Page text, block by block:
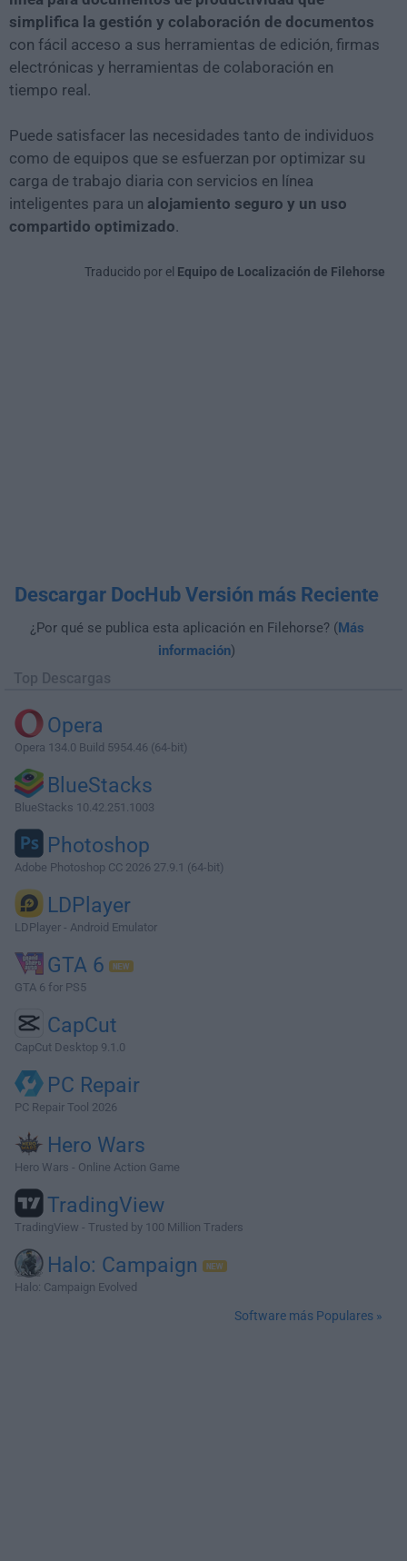
simplifica la gestión y colaboración de documentos
con fácil acceso a sus herramientas de edición, firmas
electrónicas y herramientas de colaboración en
tiempo real.
Puede satisfacer las necesidades tanto de individuos
como de equipos que se esfuerzan por optimizar su
carga de trabajo diaria con servicios en línea
inteligentes para un alojamiento seguro y un uso
compartido optimizado.
Traducido por el Equipo de Localización de Filehorse
Descargar DocHub Versión más Reciente
¿Por qué se publica esta aplicación en Filehorse? (Más
información)
Top Descargas
Opera
Opera 134.0 Build 5954.46 (64-bit)
BlueStacks
BlueStacks 10.42.251.1003
Photoshop
Adobe Photoshop CC 2026 27.9.1 (64-bit)
LDPlayer
LDPlayer - Android Emulator
GTA 6
GTA 6 for PS5
CapCut
CapCut Desktop 9.1.0
PC Repair
PC Repair Tool 2026
Hero Wars
Hero Wars - Online Action Game
TradingView
TradingView - Trusted by 100 Million Traders
Halo: Campaign
Halo: Campaign Evolved
Software más Populares »